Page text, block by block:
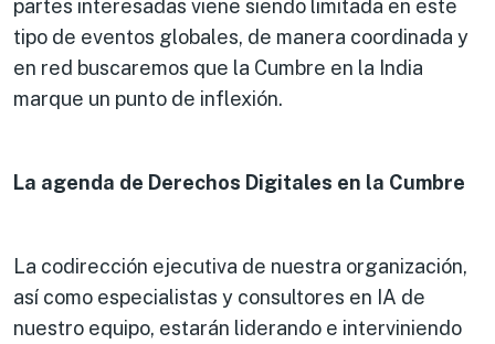
partes interesadas viene siendo limitada en este
tipo de eventos globales, de manera coordinada y
en red buscaremos que la Cumbre en la India
marque un punto de inflexión.
La agenda de Derechos Digitales en la Cumbre
La codirección ejecutiva de nuestra organización,
así como especialistas y consultores en IA de
nuestro equipo, estarán liderando e interviniendo